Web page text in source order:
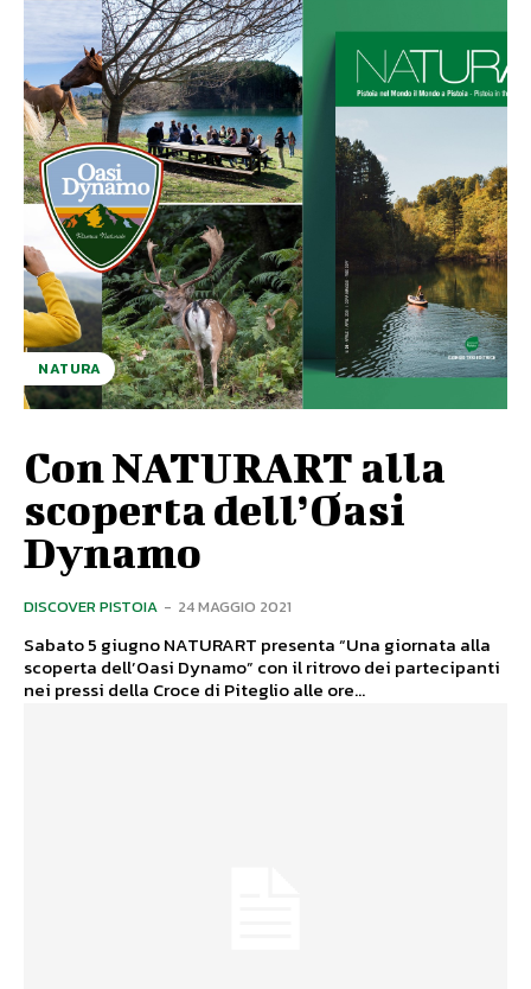
NATURA
Con NATURART alla
scoperta dell’Oasi
Dynamo
DISCOVER PISTOIA - 24 MAGGIO 2021
Sabato 5 giugno NATURART presenta “Una giornata alla
scoperta dell’Oasi Dynamo” con il ritrovo dei partecipanti
nei pressi della Croce di Piteglio alle ore...